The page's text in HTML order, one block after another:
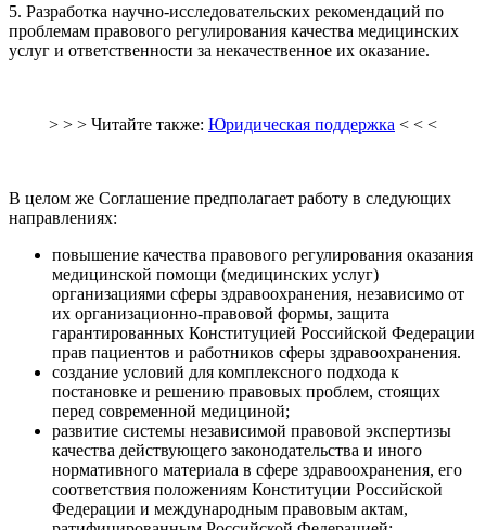
5. Разработка научно-исследовательских рекомендаций по
проблемам правового регулирования качества медицинских
услуг и ответственности за некачественное их оказание.
> > > Читайте также: Юридическая поддержка < < <
В целом же Соглашение предполагает работу в следующих
направлениях:
повышение качества правового регулирования оказания
медицинской помощи (медицинских услуг)
организациями сферы здравоохранения, независимо от
их организационно-правовой формы, защита
гарантированных Конституцией Российской Федерации
прав пациентов и работников сферы здравоохранения.
создание условий для комплексного подхода к
постановке и решению правовых проблем, стоящих
перед современной медициной;
развитие системы независимой правовой экспертизы
качества действующего законодательства и иного
нормативного материала в сфере здравоохранения, его
соответствия положениям Конституции Российской
Федерации и международным правовым актам,